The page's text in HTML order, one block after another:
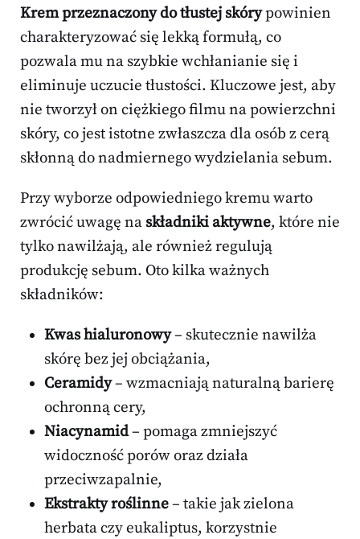
Krem przeznaczony do tłustej skórypowinien
charakteryzować się lekką formułą, co
pozwala mu na szybkie wchłanianie się i
eliminuje uczucie tłustości. Kluczowe jest, aby
nie tworzył on ciężkiego filmu na powierzchni
skóry, co jest istotne zwłaszcza dla osób z cerą
skłonną do nadmiernego wydzielania sebum.
Przy wyborze odpowiedniego kremu warto
zwrócić uwagę na składniki aktywne, które nie
tylko nawilżają, ale również regulują
produkcję sebum. Oto kilka ważnych
składników:
Kwas hialuronowy– skutecznie nawilża
skórę bez jej obciążania,
Ceramidy– wzmacniają naturalną barierę
ochronną cery,
Niacynamid– pomaga zmniejszyć
widoczność porów oraz działa
przeciwzapalnie,
Ekstrakty roślinne– takie jak zielona
herbata czy eukaliptus, korzystnie